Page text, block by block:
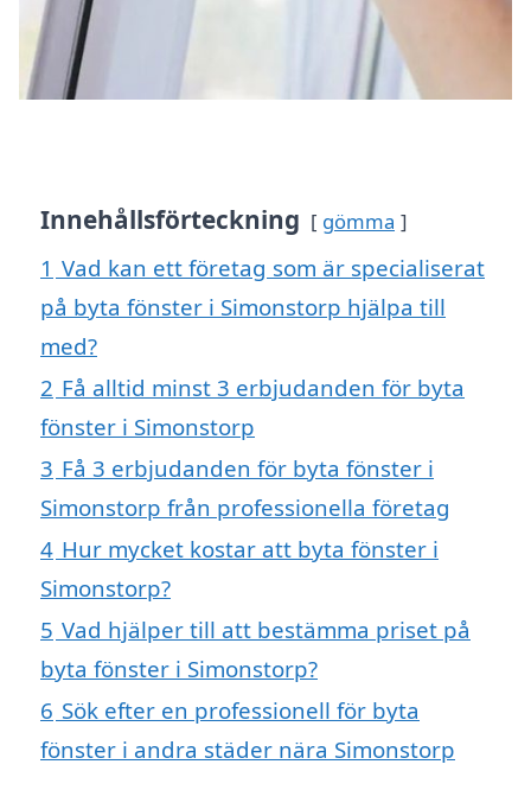
Innehållsförteckning gömma
1 Vad kan ett företag som är specialiserat
på byta fönster i Simonstorp hjälpa till
med?
2 Få alltid minst 3 erbjudanden för byta
fönster i Simonstorp
3 Få 3 erbjudanden för byta fönster i
Simonstorp från professionella företag
4 Hur mycket kostar att byta fönster i
Simonstorp?
5 Vad hjälper till att bestämma priset på
byta fönster i Simonstorp?
6 Sök efter en professionell för byta
fönster i andra städer nära Simonstorp